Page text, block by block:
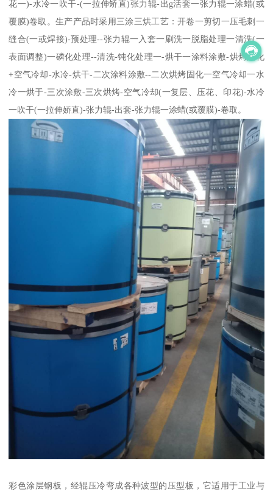
花一)-水冷一吹干-(一拉伸矫直)张力辊-出g活套一张力辊一涂蜡(或
覆膜)卷取。生产产品时采用三涂三烘工艺：开卷一剪切一压毛刺一
缝合(一或焊接)-预处理--张力辊一入套一刷洗一脱脂处理一清洗(一
表面调整)一磷化处理--清洗-钝化处理一-烘干一涂料涂敷-烘烤固化
+空气冷却-水冷-烘干-二次涂料涂敷--二次烘烤固化一空气冷却一水
冷一烘于-三次涂敷-三次烘烤-空气冷却(一复层、压花、印花)-水冷
一吹干(一拉伸娇直)-张力辊-出套-张力辊一涂蜡(或覆膜)-卷取。
彩色涂层钢板，经辊压冷弯成各种波型的压型板，它适用于工业与